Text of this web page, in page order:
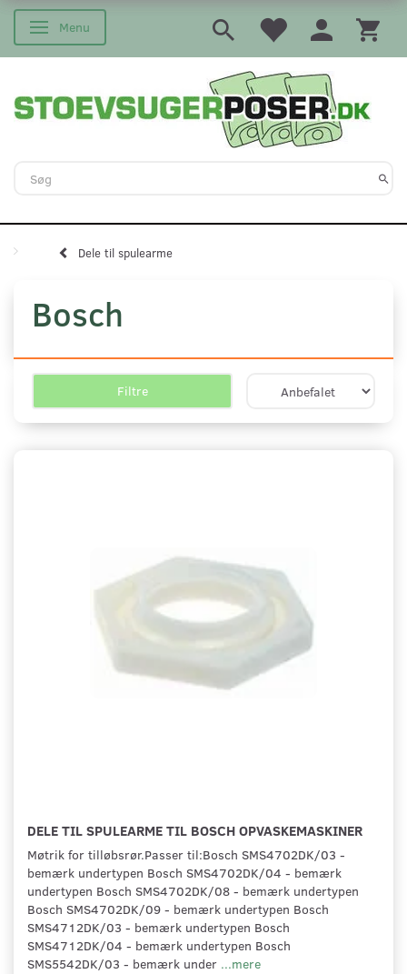
Skifte navigation
Menu
Dele til spulearme
Bosch
Filtre
DELE TIL SPULEARME TIL BOSCH OPVASKEMASKINER
Møtrik for tilløbsrør.Passer til:Bosch SMS4702DK/03 -
bemærk undertypen Bosch SMS4702DK/04 - bemærk
undertypen Bosch SMS4702DK/08 - bemærk undertypen
Bosch SMS4702DK/09 - bemærk undertypen Bosch
SMS4712DK/03 - bemærk undertypen Bosch
SMS4712DK/04 - bemærk undertypen Bosch
SMS5542DK/03 - bemærk under ...mere